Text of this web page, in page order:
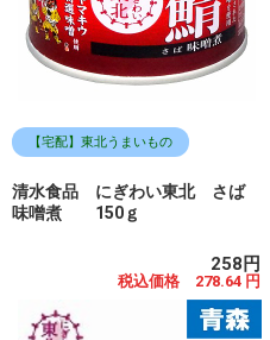
【宅配】東北うまいもの
清水食品 にぎわい東北 さば
味噌煮 150ｇ
258円
税込価格 278.64 円